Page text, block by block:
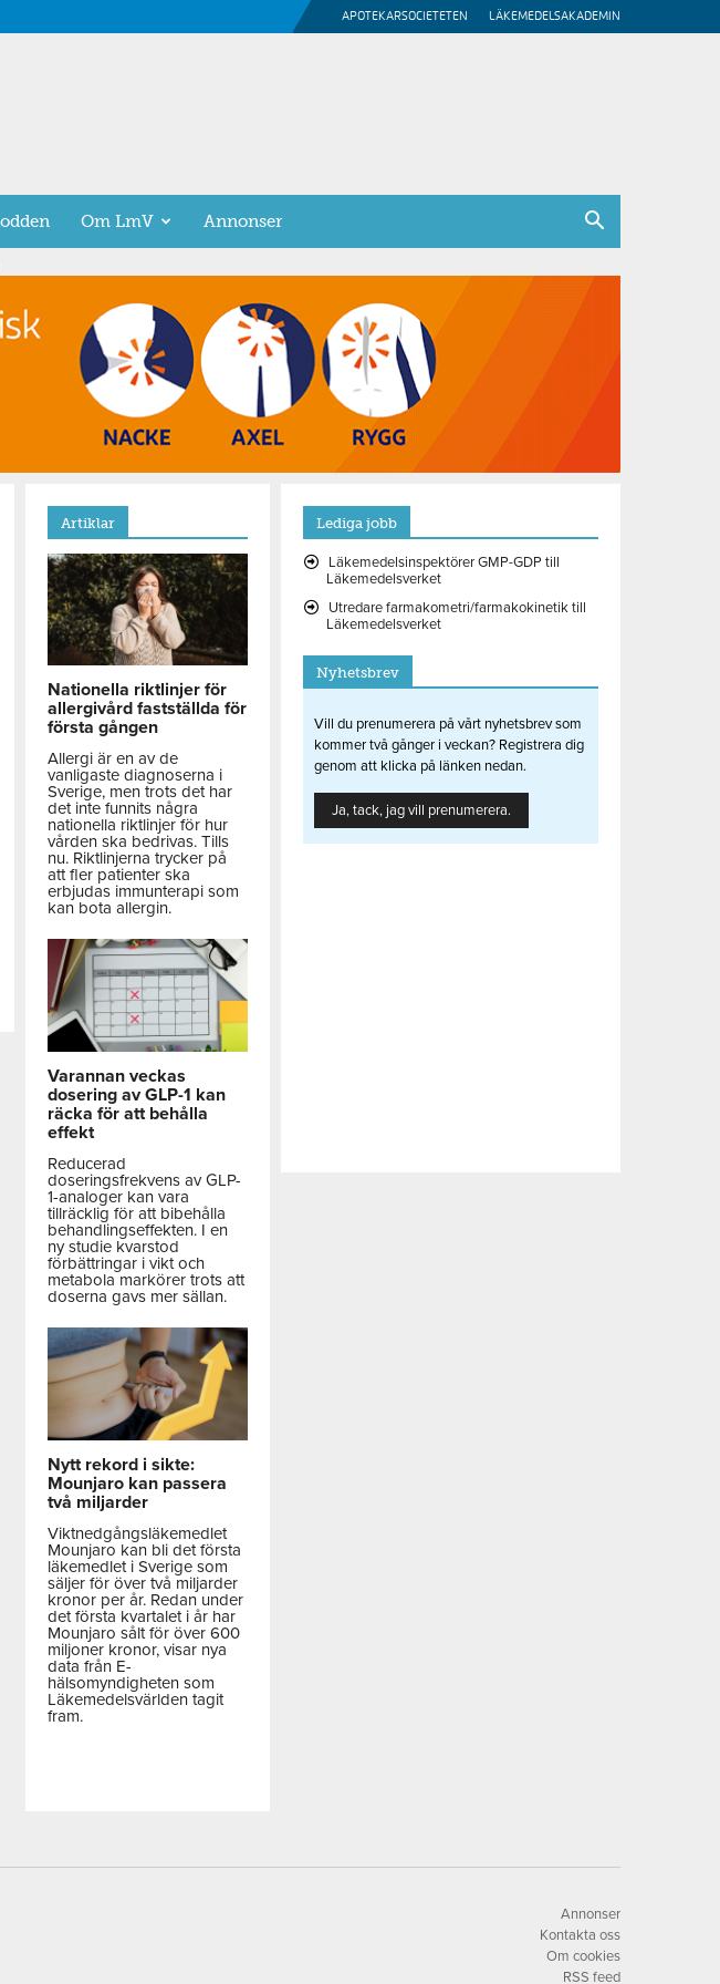
APOTEKARSOCIETETEN LÄKEMEDELSAKADEMIN
Om LmV Annonser
Artiklar
Nationella riktlinjer för
allergivård fastställda för
första gången
Allergi är en av de
vanligaste diagnoserna i
Sverige, men trots det har
det inte funnits några
nationella riktlinjer för hur
vården ska bedrivas. Tills
nu. Riktlinjerna trycker på
att fler patienter ska
erbjudas immunterapi som
kan bota allergin.
Varannan veckas
dosering av GLP-1 kan
räcka för att behålla
effekt
Reducerad
doseringsfrekvens av GLP-
1-analoger kan vara
tillräcklig för att bibehålla
behandlingseffekten. I en
ny studie kvarstod
förbättringar i vikt och
metabola markörer trots att
doserna gavs mer sällan.
Nytt rekord i sikte:
Mounjaro kan passera
två miljarder
Viktnedgångsläkemedlet
Mounjaro kan bli det första
läkemedlet i Sverige som
säljer för över två miljarder
kronor per år. Redan under
det första kvartalet i år har
Mounjaro sålt för över 600
miljoner kronor, visar nya
data från E-
hälsomyndigheten som
Läkemedelsvärlden tagit
fram.
Lediga jobb
Läkemedelsinspektörer GMP-GDP till
Läkemedelsverket
Utredare farmakometri/farmakokinetik till
Läkemedelsverket
Nyhetsbrev
Vill du prenumerera på vårt nyhetsbrev som
kommer två gånger i veckan? Registrera dig
genom att klicka på länken nedan.
Ja, tack, jag vill prenumerera.
Annonser
Kontakta oss
Om cookies
RSS feed